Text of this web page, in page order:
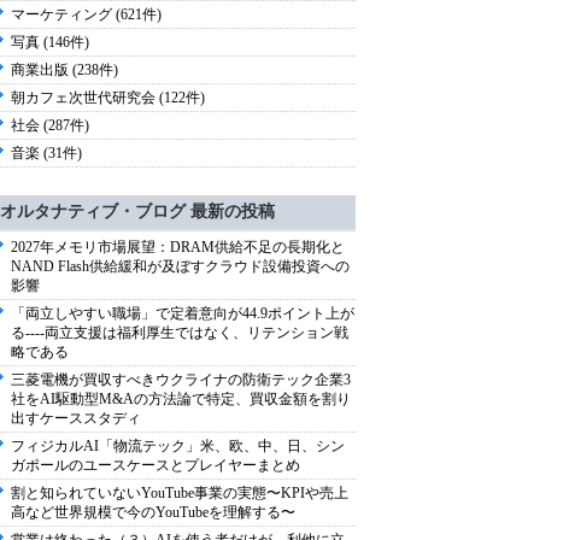
マーケティング (621件)
写真 (146件)
商業出版 (238件)
朝カフェ次世代研究会 (122件)
社会 (287件)
音楽 (31件)
オルタナティブ・ブログ 最新の投稿
2027年メモリ市場展望：DRAM供給不足の長期化と
NAND Flash供給緩和が及ぼすクラウド設備投資への
影響
「両立しやすい職場」で定着意向が44.9ポイント上が
る----両立支援は福利厚生ではなく、リテンション戦
略である
三菱電機が買収すべきウクライナの防衛テック企業3
社をAI駆動型M&Aの方法論で特定、買収金額を割り
出すケーススタディ
フィジカルAI「物流テック」米、欧、中、日、シン
ガポールのユースケースとプレイヤーまとめ
割と知られていないYouTube事業の実態〜KPIや売上
高など世界規模で今のYouTubeを理解する〜